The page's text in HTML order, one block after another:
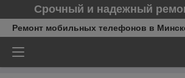
Срочный и надежный
Ремонт мобильных телефонов в